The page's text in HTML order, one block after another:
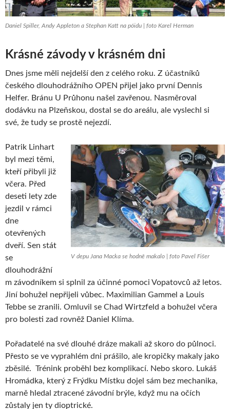
Daniel Spiller, Andy Appleton a Stephan Katt na póidu | foto Karel Herman
Krásné závody v krásném dni
Dnes jsme měli nejdelší den z celého roku. Z účastníků
českého dlouhodrážního OPEN přijel jako první Dennis
Helfer. Bránu U Průhonu našel zavřenou. Nasměroval
dodávku na Plzeňskou, dostal se do areálu, ale vyslechl si
své, že tudy se prostě nejezdí.
V depu Jana Macka se hodně makalo | foto Pavel Fišer
Patrik Linhart
byl mezi těmi,
kteří přibyli již
včera. Před
deseti lety zde
jezdil v rámci
dne
otevřených
dveří. Sen stát
se
dlouhodrážní
m závodníkem si splnil za účinné pomoci Vopatovců až letos.
Jiní bohužel nepřijeli vůbec. Maximilian Gammel a Louis
Tebbe se zranili. Omluvil se Chad Wirtzfeld a bohužel včera
pro bolesti zad rovněž Daniel Klíma.
Pořadatelé na své dlouhé dráze makali až skoro do půlnoci.
Přesto se ve vyprahlém dni prášilo, ale kropičky makaly jako
zběsilé. Trénink proběhl bez komplikací. Nebo skoro. Lukáš
Hromádka, který z Frýdku Místku dojel sám bez mechanika,
marně hledal ztracené závodní brýle, když mu na očích
zůstaly jen ty dioptrické.